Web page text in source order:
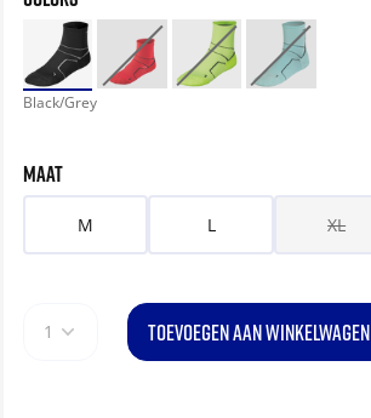
Black/Grey
MAAT
M L XL
1 TOEVOEGEN AAN WINKELWAGEN